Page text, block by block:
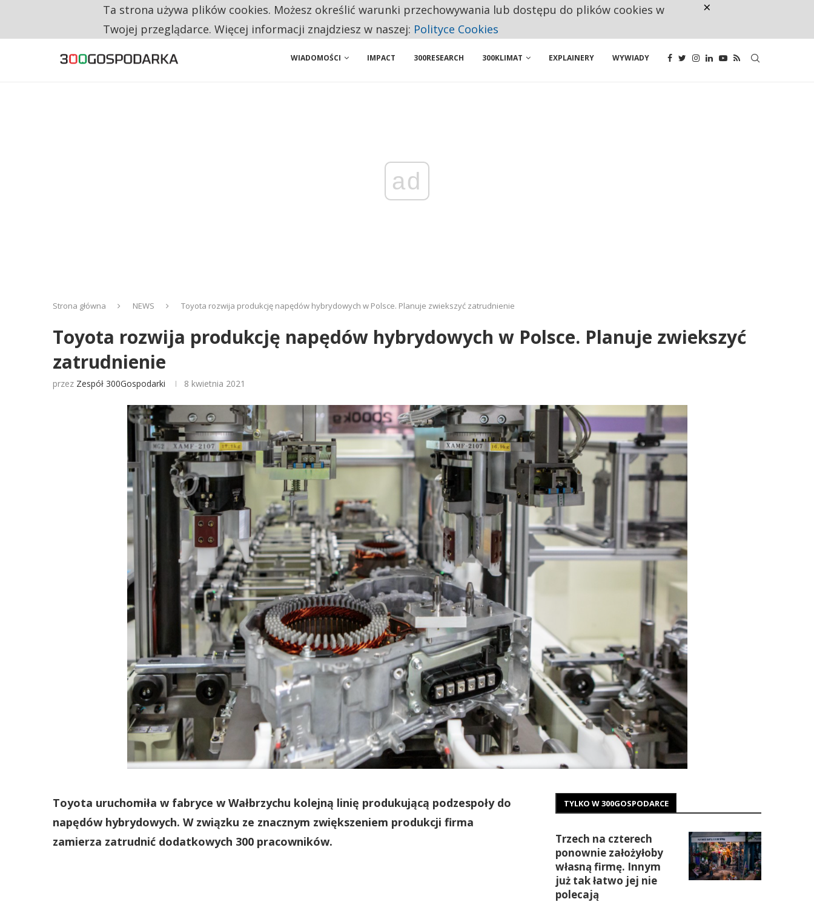
CO TRZECIĄ ZŁOTÓWKĘ Z EMERYTURY SENIORZY PRZEZNACZAJĄ NA PODSTAWOWE ZAKUPY
WIADOMOŚCI IMPACT 300RESEARCH 300KLIMAT EXPLAINERY WYWIADY
ad
Strona główna NEWS Toyota rozwija produkcję napędów hybrydowych w Polsce. Planuje zwiekszyć zatrudnienie
Toyota rozwija produkcję napędów hybrydowych w Polsce. Planuje zwiekszyć
zatrudnienie
przez Zespół 300Gospodarki 8 kwietnia 2021
Toyota uruchomiła w fabryce w Wałbrzychu kolejną linię produkującą podzespoły do
napędów hybrydowych. W związku ze znacznym zwiększeniem produkcji firma
zamierza zatrudnić dodatkowych 300 pracowników.
TYLKO W 300GOSPODARCE
Trzech na czterech
ponownie założyłoby
własną firmę. Innym
już tak łatwo jej nie
polecają
Ta strona używa plików cookies. Możesz określić warunki przechowywania lub dostępu do plików cookies w
Twojej przeglądarce. Więcej informacji znajdziesz w naszej: Polityce Cookies
×